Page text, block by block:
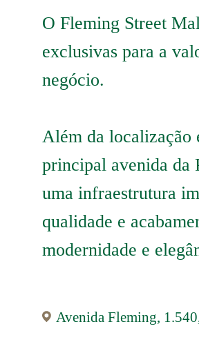
O Fleming Street
exclusivas para a
negócio.
Além da localização
principal avenida da
uma infraestrutura
qualidade e
modernidade e
Avenida Fleming,